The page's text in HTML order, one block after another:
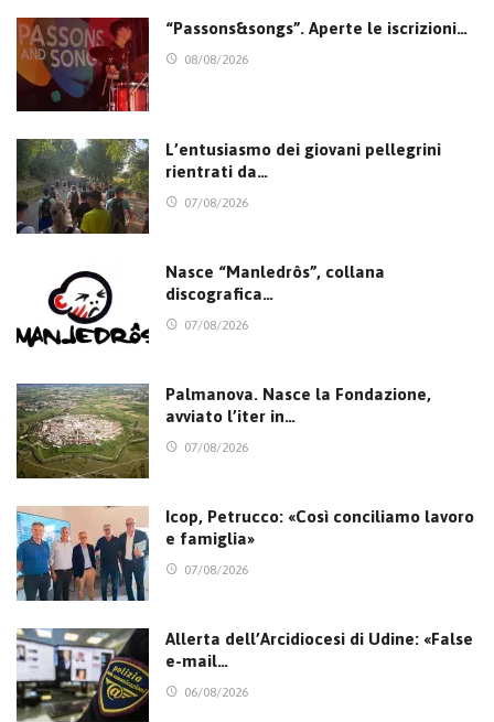
“Passons&songs”. Aperte le iscrizioni…
08/08/2026
L’entusiasmo dei giovani pellegrini
rientrati da…
07/08/2026
Nasce “Manledrôs”, collana
discografica…
07/08/2026
Palmanova. Nasce la Fondazione,
avviato l’iter in…
07/08/2026
Icop, Petrucco: «Così conciliamo lavoro
e famiglia»
07/08/2026
Allerta dell’Arcidiocesi di Udine: «False
e-mail…
06/08/2026